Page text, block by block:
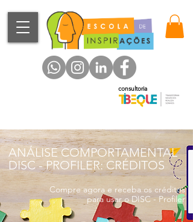
consultoria
ANÁLISE COMPORTAMENTAL
DISC - PROFILER: CRÉDITOS
Compre agora e receba os créditos
para usar o DISC - Profiler